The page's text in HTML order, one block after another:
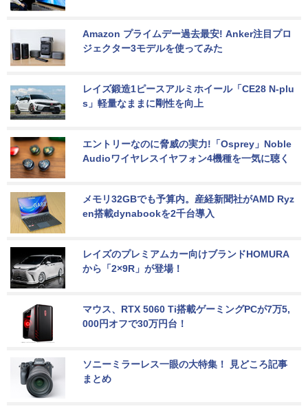
Amazon プライムデー過去最安! Anker注目プロ
ジェクター3モデルを使ってみた
レイズ鍛造1ピースアルミホイール「CE28 N-plu
s」軽量なままに剛性を向上
エントリーなのに脅威の実力!「Osprey」Noble
Audioワイヤレスイヤフォン4機種を一気に聴く
メモリ32GBでも予算内。産経新聞社がAMD Ryz
en搭載dynabookを2千台導入
レイズのプレミアムカー向けブランドHOMURA
から「2×9R」が登場！
マウス、RTX 5060 Ti搭載ゲーミングPCが7万5,
000円オフで30万円台！
ソニーミラーレス一眼の大特集！ 見どころ記事
まとめ